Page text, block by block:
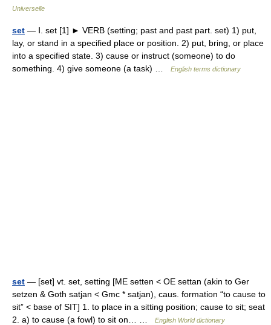
Universelle
set — Ⅰ. set [1] ► VERB (setting; past and past part. set) 1) put,
lay, or stand in a specified place or position. 2) put, bring, or place
into a specified state. 3) cause or instruct (someone) to do
something. 4) give someone (a task) …
English terms dictionary
set — [set] vt. set, setting [ME setten < OE settan (akin to Ger
setzen & Goth satjan < Gmc * satjan), caus. formation “to cause to
sit” < base of SIT] 1. to place in a sitting position; cause to sit; seat
2. a) to cause (a fowl) to sit on… …
English World dictionary